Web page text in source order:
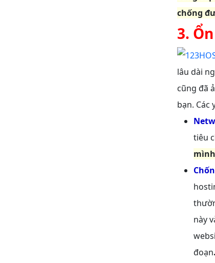
chống
3.
lâu dài
cũng đã
bạn. Các
tiêu
này
đoạn.